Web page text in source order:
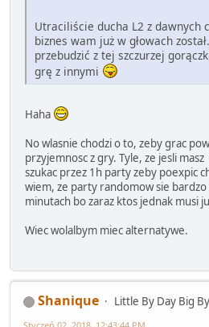
Utraciliście ducha L2 z dawnych
biznes wam już w głowach
przebudzić z tej szczurzej
grę z innymi
Haha
No wlasnie chodzi o to, zeby grac
przyjemnosc z gry. Tyle, ze jesli
szukac przez 1h party zeby poexpic
wiem, ze party randomow sie bardzo
minutach bo zaraz ktos jednak musi
Wiec wolalbym miec alternatywe.
Shanique Little By Day Big